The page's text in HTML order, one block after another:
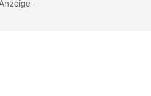
Dinner-Woche
-